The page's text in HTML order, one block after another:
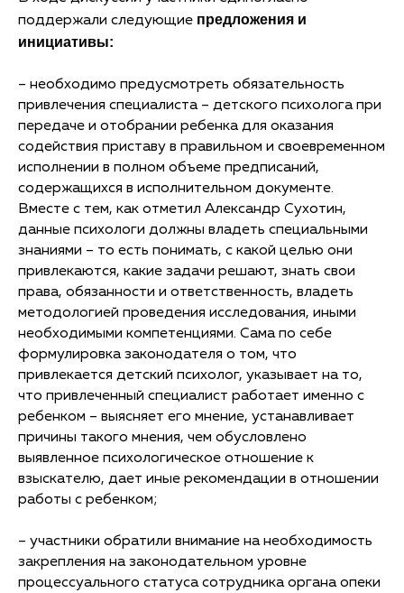
поддержали следующие предложения и
инициативы:
– необходимо предусмотреть обязательность
привлечения специалиста – детского психолога при
передаче и отобрании ребенка для оказания
содействия приставу в правильном и своевременном
исполнении в полном объеме предписаний,
содержащихся в исполнительном документе.
Вместе с тем, как отметил Александр Сухотин,
данные психологи должны владеть специальными
знаниями – то есть понимать, с какой целью они
привлекаются, какие задачи решают, знать свои
права, обязанности и ответственность, владеть
методологией проведения исследования, иными
необходимыми компетенциями. Сама по себе
формулировка законодателя о том, что
привлекается детский психолог, указывает на то,
что привлеченный специалист работает именно с
ребенком – выясняет его мнение, устанавливает
причины такого мнения, чем обусловлено
выявленное психологическое отношение к
взыскателю, дает иные рекомендации в отношении
работы с ребенком;
– участники обратили внимание на необходимость
закрепления на законодательном уровне
процессуального статуса сотрудника органа опеки